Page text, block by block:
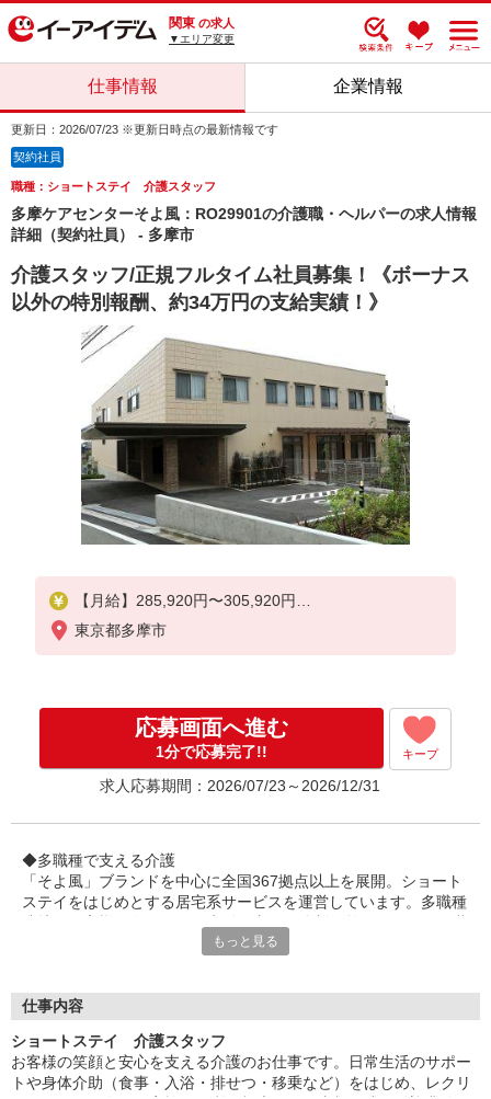
関東 の求人
▼エリア変更
仕事情報 企業情報
更新日：2026/07/23 ※更新日時点の最新情報です
契約社員
職種：ショートステイ 介護スタッフ
多摩ケアセンターそよ風：RO29901の介護職・ヘルパーの求人情報
詳細（契約社員） - 多摩市
介護スタッフ/正規フルタイム社員募集！《ボーナス
以外の特別報酬、約34万円の支給実績！》
【月給】285,920円〜305,920円
▼給与詳細
※6回目以降は1回6,000円支給
▼下記別途支給
通勤手当
年末年始手当：380円/時
寸志あり：年2回（6月・12月）
※業績による
特別報酬：平均34.1万円（最高額135万円）
※2025年6月支給実績
※処遇改善手当は試用期間中(3ヶ月)は支給なし
東京都多摩市
応募画面へ進む
1分で応募完了!! キープ
求人応募期間：2026/07/23～2026/12/31
◆多職種で支える介護
「そよ風」ブランドを中心に全国367拠点以上を展開。ショート
ステイをはじめとする居宅系サービスを運営しています。多職種
種を超えて相談しやすい雰囲気があり、周囲と連携しながら安心
◆自分らしく働ける
人ひとりの個性や価値観を大切にするため、身だしなみルールを
見直しました。清潔感と節度を大切にできれば、自分らしいスタ
イルで無理なく働ける環境です。
もっと見る
仕事内容
ショートステイ 介護スタッフ
お客様の笑顔と安心を支える介護のお仕事です。日常生活のサポー
トや身体介助（食事・入浴・排せつ・移乗など）をはじめ、レクリ